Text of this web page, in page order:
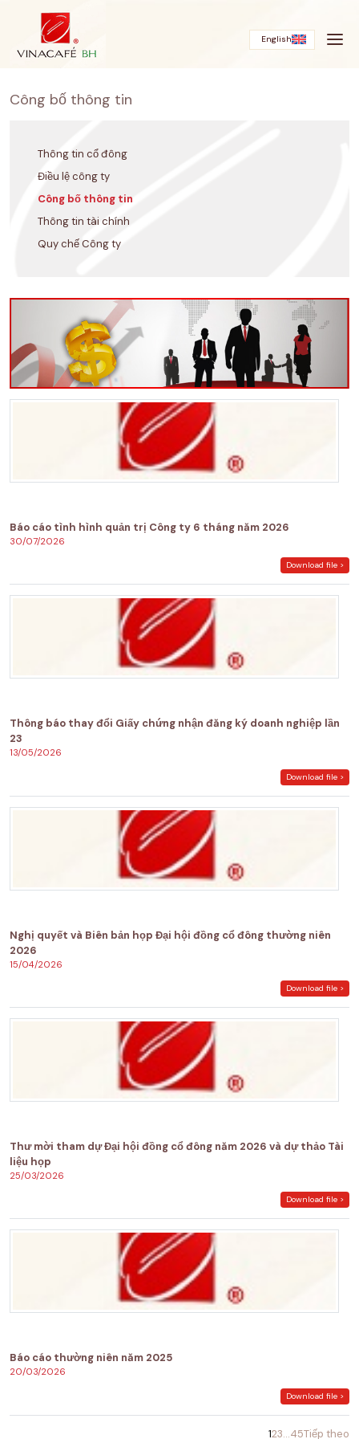
English
Công bố thông tin
Thông tin cổ đông
Điều lệ công ty
Công bố thông tin
Thông tin tài chính
Quy chế Công ty
Báo cáo tình hình quản trị Công ty 6 tháng năm 2026
30/07/2026
Download file >
Thông báo thay đổi Giấy chứng nhận đăng ký doanh nghiệp lần
23
13/05/2026
Download file >
Nghị quyết và Biên bản họp Đại hội đồng cổ đông thường niên
2026
15/04/2026
Download file >
Thư mời tham dự Đại hội đồng cổ đông năm 2026 và dự thảo Tài
liệu họp
25/03/2026
Download file >
Báo cáo thường niên năm 2025
20/03/2026
Download file >
123…45Tiếp theo